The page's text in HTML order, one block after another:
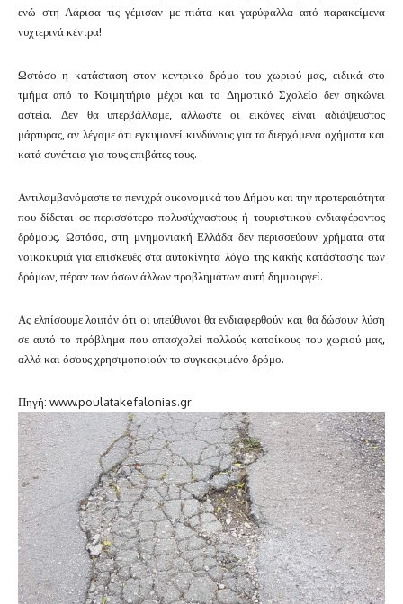
ενώ στη Λάρισα τις γέμισαν με πιάτα και γαρύφαλλα από παρακείμενα
νυχτερινά κέντρα!
Ωστόσο η κατάσταση στον κεντρικό δρόμο του χωριού μας, ειδικά στο
τμήμα από το Κοιμητήριο μέχρι και το Δημοτικό Σχολείο δεν σηκώνει
αστεία. Δεν θα υπερβάλλαμε, άλλωστε οι εικόνες είναι αδιάψευστος
μάρτυρας, αν λέγαμε ότι εγκυμονεί κινδύνους για τα διερχόμενα οχήματα και
κατά συνέπεια για τους επιβάτες τους.
Αντιλαμβανόμαστε τα πενιχρά οικονομικά του Δήμου και την προτεραιότητα
που δίδεται σε περισσότερο πολυσύχναστους ή τουριστικού ενδιαφέροντος
δρόμους. Ωστόσο, στη μνημονιακή Ελλάδα δεν περισσεύουν χρήματα στα
νοικοκυριά για επισκευές στα αυτοκίνητα λόγω της κακής κατάστασης των
δρόμων, πέραν των όσων άλλων προβλημάτων αυτή δημιουργεί.
Ας ελπίσουμε λοιπόν ότι οι υπεύθυνοι θα ενδιαφερθούν και θα δώσουν λύση
σε αυτό το πρόβλημα που απασχολεί πολλούς κατοίκους του χωριού μας,
αλλά και όσους χρησιμοποιούν το συγκεκριμένο δρόμο.
Πηγή: www.poulatakefalonias.gr